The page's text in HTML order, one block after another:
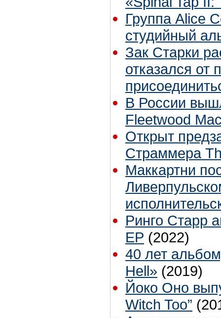
Группа Alice
студийный
Зак Старки
отказался от
В России
Fleetwood
Открыт
Страммера
Маккартни
Ринго Старр
EP (2022)
40 лет
Hell» (2019)
Йоко Оно
Witch Too”